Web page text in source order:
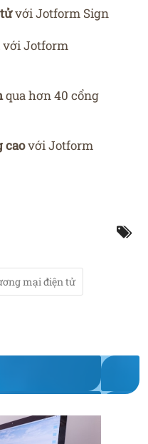
với Jotform Sign
với Jotform
qua hơn 40 cổng
caovới Jotform
mại điện tử